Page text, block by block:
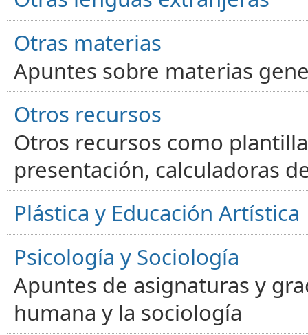
Otras materias
Apuntes sobre materias
Otros recursos
Otros recursos como
presentación, calculadoras
Plástica y Educación Artística
Psicología y Sociología
Apuntes de asignaturas y
humana y la sociología